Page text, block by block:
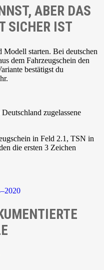
ABER DAS
SICHER IST
starten. Bei deutschen
dem Fahrzeugschein den
bestätigst du
zugelassene
in Feld 2.1, TSN in
die ersten 3 Zeichen